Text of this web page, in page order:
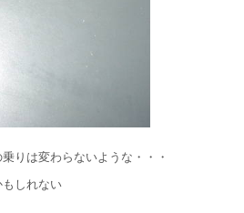
りは変わらないような・・・
しれない